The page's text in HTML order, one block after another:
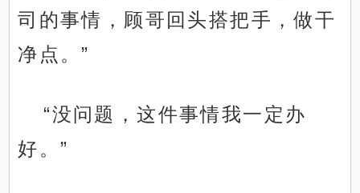
司的事情，顾哥回头搭把手，做干
净点。”
“没问题，这件事情我一定办
好。”